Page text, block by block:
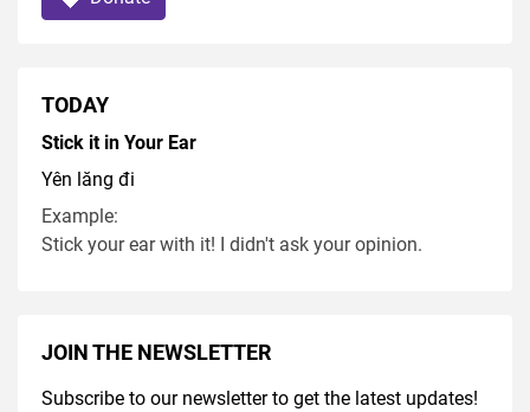
TODAY
Stick it in Your Ear
Yên lăng đi
Example:
Stick your ear with it! I didn't ask your opinion.
JOIN THE NEWSLETTER
Subscribe to our newsletter to get the latest updates!